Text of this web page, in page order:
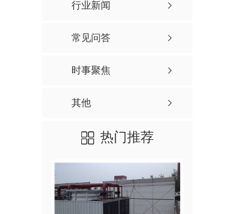
行业新闻
常见问答
时事聚焦
其他
热门推荐